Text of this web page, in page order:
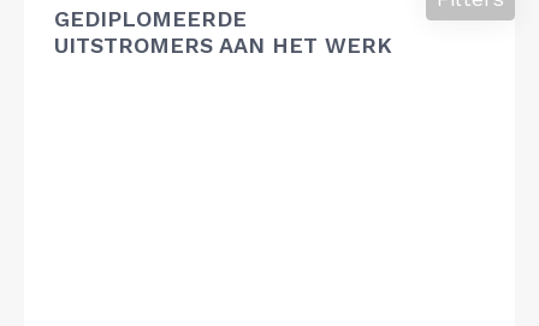
GEDIPLOMEERDE
UITSTROMERS AAN HET WERK